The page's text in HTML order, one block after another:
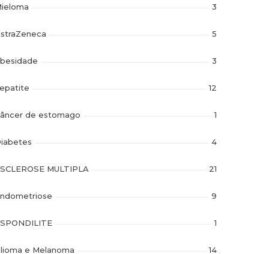
3
5
3
12
de estomago 1
4
MULTIPLA 21
9
1
e Melanoma 14